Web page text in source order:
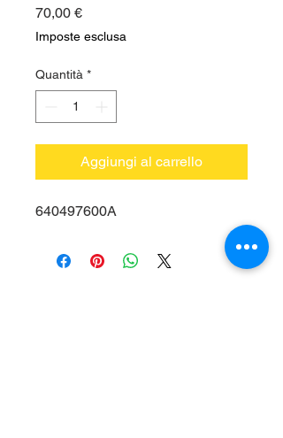
70,00 €Prezzo
Imposte esclusa
Quantità *
Aggiungi al carrello
640497600A